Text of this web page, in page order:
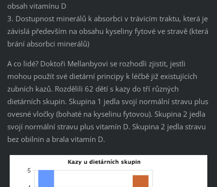
obsah vitamínu D
3. Dostupnost minerálů k absorbci v trávicím traktu, která je
závislá především na obsahu kyseliny fytové ve stravě (která
brání absorbci minerálů)
A co lidé? Doktoři Mellanbyovi se rozhodli zjistit, jestli
mohou použít své dietární principy k léčbě již existujících
zubních kazů. Rozdělili 62 dětí s kazy do tří různých
dietárních skupin. Skupina 1 jedla svojí normální stravu plus
ovesné vločky (bohaté na kyselinu fytovou). Skupina 2 jedla
svojí normální stravu plus vitamín D. Skupina 2 jedla stravu
bez obilnin a brala vitamín D.